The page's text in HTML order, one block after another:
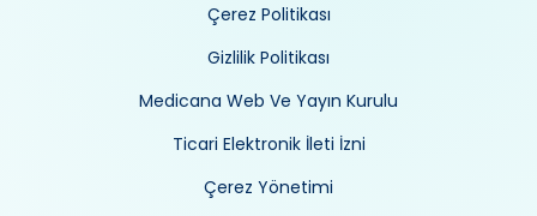
Çerez Politikası
Gizlilik Politikası
Medicana Web Ve Yayın Kurulu
Ticari Elektronik İleti İzni
Çerez Yönetimi